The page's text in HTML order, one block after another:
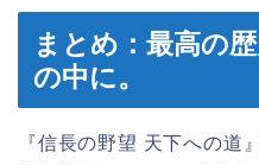
まとめ：最高の
の中に。
『信長の野望 天下への道